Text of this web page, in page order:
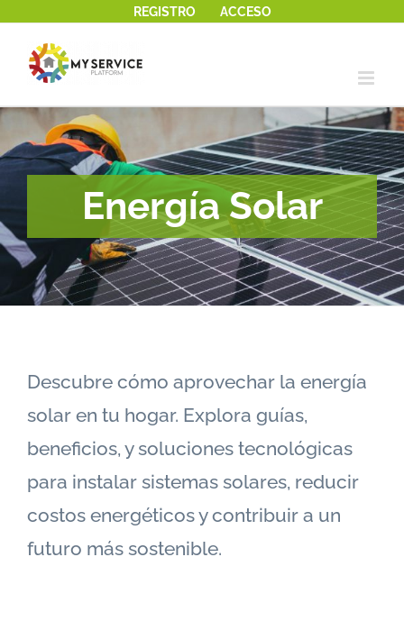
contenido
REGISTRO ACCESO
Energía Solar
Descubre cómo aprovechar la energía
solar en tu hogar. Explora guías,
beneficios, y soluciones tecnológicas
para instalar sistemas solares, reducir
costos energéticos y contribuir a un
futuro más sostenible.